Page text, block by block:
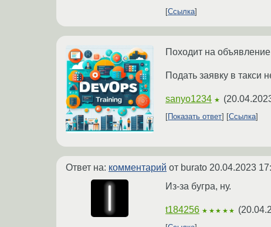
Ссылка
Походит на
Подать заявку в такси
sanyo1234 ★ (
Показать ответ Ссылка
Ответ на: комментарий от burato 20.04.2023
Из-за бугра, ну.
t184256 ★★★★★ (